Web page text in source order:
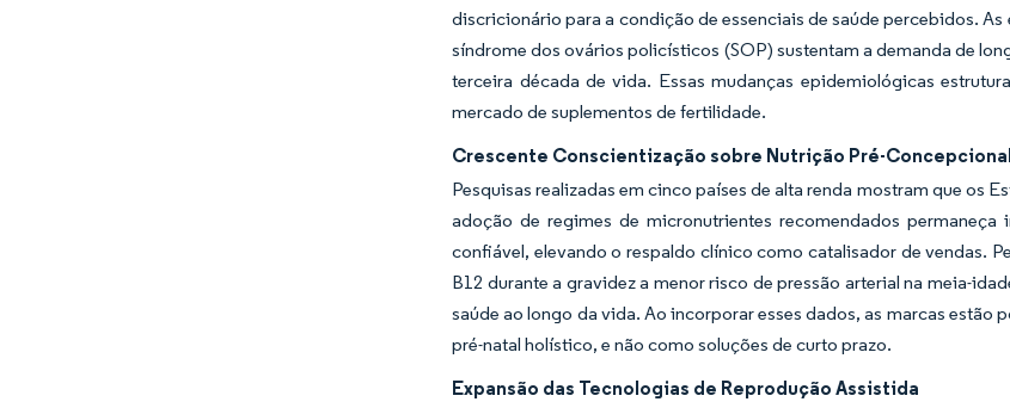
discricionário para a condição de essenciais de saúde percebidos.
síndrome dos ovários policísticos (SOP) sustentam a demanda de
terceira década de vida. Essas mudanças epidemiológicas
mercado de suplementos de fertilidade.
Crescente Conscientização sobre Nutrição Pré-Concepcional
Pesquisas realizadas em cinco países de alta renda mostram que os
adoção de regimes de micronutrientes recomendados
confiável, elevando o respaldo clínico como catalisador de vendas.
B12 durante a gravidez a menor risco de pressão arterial na meia-
saúde ao longo da vida. Ao incorporar esses dados, as marcas
pré-natal holístico, e não como soluções de curto prazo.
Expansão das Tecnologias de Reprodução Assistida